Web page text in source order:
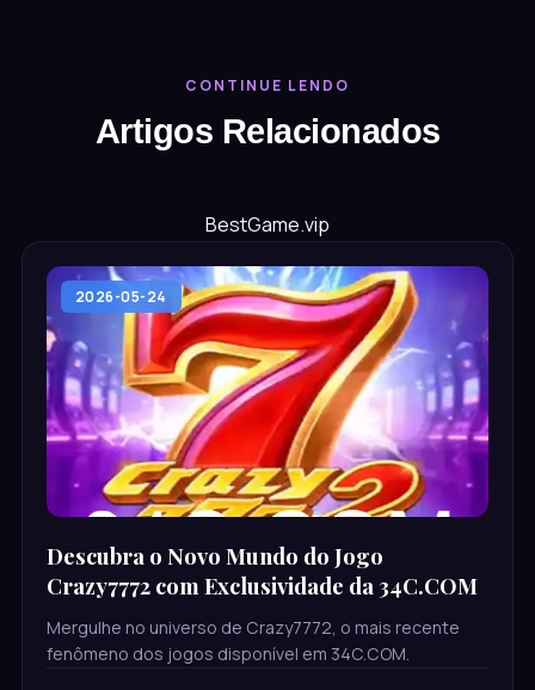
CONTINUE LENDO
Artigos Relacionados
BestGame.vip
2026-05-24
Descubra o Novo Mundo do Jogo
Crazy7772 com Exclusividade da 34C.COM
Mergulhe no universo de Crazy7772, o mais recente
fenômeno dos jogos disponível em 34C.COM.